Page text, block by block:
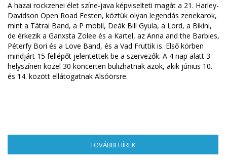
A hazai rockzenei élet színe-java képviselteti magát a 21. Harley-
Davidson Open Road Festen, köztük olyan legendás zenekarok,
mint a Tátrai Band, a P mobil, Deák Bill Gyula, a Lord, a Bikini,
de érkezik a Ganxsta Zolee és a Kartel, az Anna and the Barbies,
Péterfy Bori és a Love Band, és a Vad Fruttik is. Első körben
mindjárt 15 fellépőt jelentettek be a szervezők. A 4 nap alatt 3
helyszínen közel 30 koncerten bulizhatnak azok, akik június 10.
és 14. között ellátogatnak Alsóörsre.
TOVÁBBI HÍREK